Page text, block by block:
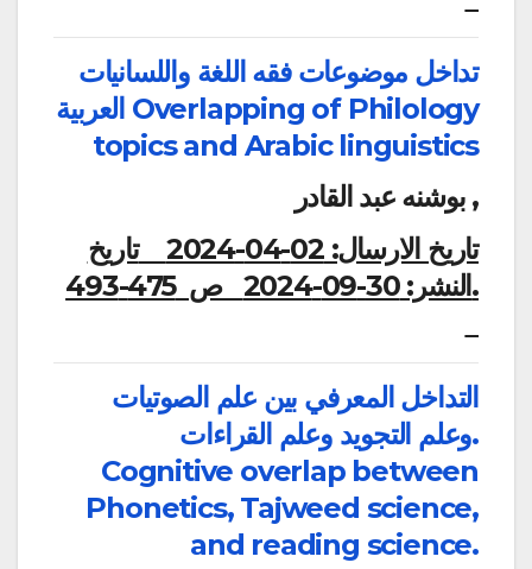
تداخل موضوعات فقه اللغة واللسانيات
العربية Overlapping of Philology
topics and Arabic linguistics
بوشنه عبد القادر ,
تاريخ الارسال:02-04-2024
تاريخ
النشر:30-09-2024 ص 475-493.
التداخل المعرفي بين علم الصوتيات
وعلم التجويد وعلم القراءات.
Cognitive overlap between
Phonetics, Tajweed science,
and reading science.